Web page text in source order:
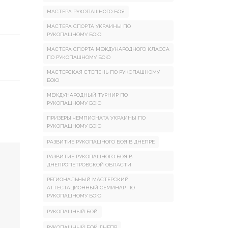
МАСТЕРА РУКОПАШНОГО БОЯ
МАСТЕРА СПОРТА УКРАИНЫ ПО
РУКОПАШНОМУ БОЮ
МАСТЕРА СПОРТА МЕЖДУНАРОДНОГО КЛАССА
ПО РУКОПАШНОМУ БОЮ
МАСТЕРСКАЯ СТЕПЕНЬ ПО РУКОПАШНОМУ
БОЮ
МЕЖДУНАРОДНЫЙ ТУРНИР ПО
РУКОПАШНОМУ БОЮ
ПРИЗЕРЫ ЧЕМПИОНАТА УКРАИНЫ ПО
РУКОПАШНОМУ БОЮ
РАЗВИТИЕ РУКОПАШНОГО БОЯ В ДНЕПРЕ
РАЗВИТИЕ РУКОПАШНОГО БОЯ В
ДНЕПРОПЕТРОВСКОЙ ОБЛАСТИ
РЕГИОНАЛЬНЫЙ МАСТЕРСКИЙ
АТТЕСТАЦИОННЫЙ СЕМИНАР ПО
РУКОПАШНОМУ БОЮ
РУКОПАШНЫЙ БОЙ